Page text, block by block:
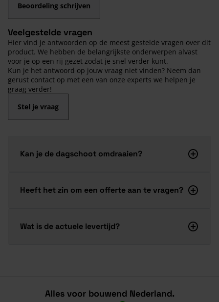
Beoordeling schrijven
Veelgestelde vragen
Hier vind je antwoorden op de meest gestelde vragen over dit
product. We hebben de belangrijkste onderwerpen alvast
voor je op een rij gezet zodat je snel verder kunt.
Kun je het antwoord op jouw vraag niet vinden? Neem dan
gerust contact op met een van onze experts we helpen je
graag verder!
Stel je vraag
Kan je de dagschoot omdraaien?
Heeft het zin om een offerte aan te vragen?
Wat is de actuele levertijd?
Alles voor bouwend Nederland.